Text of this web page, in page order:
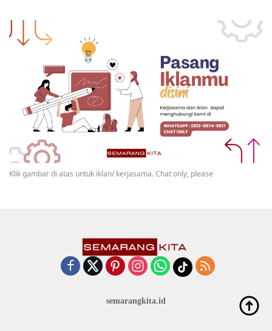
Klik gambar di atas untuk iklan/ kerjasama. Chat only, please
semarangkita.id